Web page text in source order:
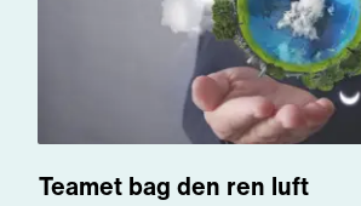
Teamet bag den ren luft